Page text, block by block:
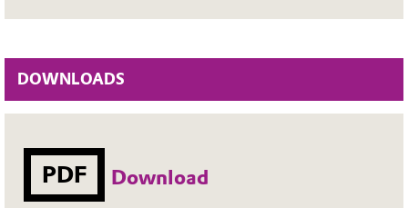
DOWNLOADS
PDF Download